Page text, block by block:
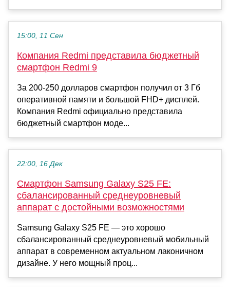
15:00, 11 Сен
Компания Redmi представила бюджетный
смартфон Redmi 9
За 200-250 долларов смартфон получил от 3 Гб
оперативной памяти и большой FHD+ дисплей.
Компания Redmi официально представила
бюджетный смартфон моде...
22:00, 16 Дек
Смартфон Samsung Galaxy S25 FE:
сбалансированный среднеуровневый
аппарат с достойными возможностями
Samsung Galaxy S25 FE — это хорошо
сбалансированный среднеуровневый мобильный
аппарат в современном актуальном лаконичном
дизайне. У него мощный проц...